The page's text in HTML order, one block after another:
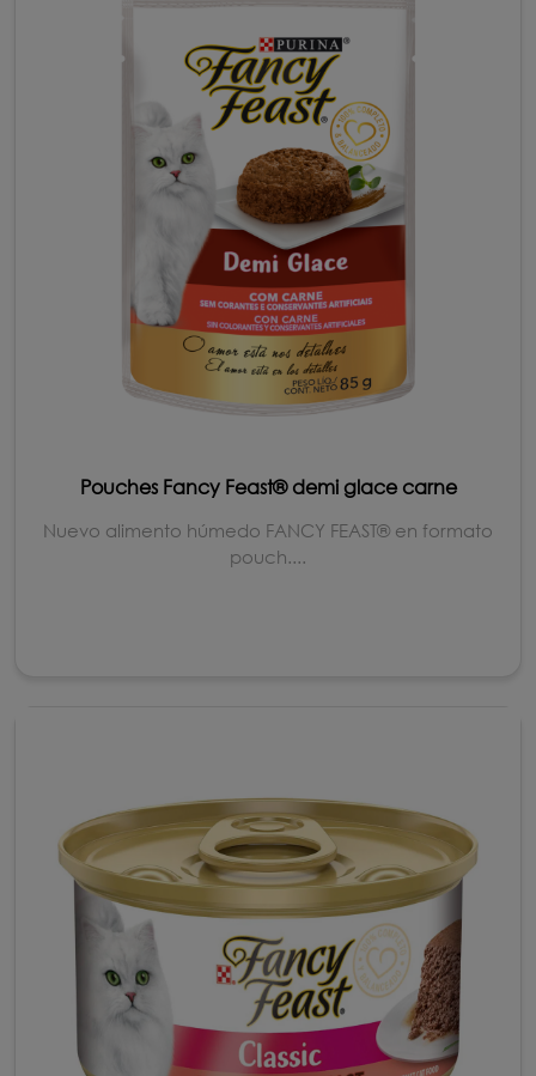
Pouches Fancy Feast® demi glace carne
Nuevo alimento húmedo FANCY FEAST® en formato
pouch....